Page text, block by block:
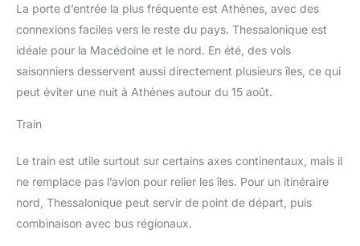
La porte d’entrée la plus fréquente est Athènes, avec des
connexions faciles vers le reste du pays. Thessalonique est
idéale pour la Macédoine et le nord. En été, des vols
saisonniers desservent aussi directement plusieurs îles, ce qui
peut éviter une nuit à Athènes autour du 15 août.
Train
Le train est utile surtout sur certains axes continentaux, mais il
ne remplace pas l’avion pour relier les îles. Pour un itinéraire
nord, Thessalonique peut servir de point de départ, puis
combinaison avec bus régionaux.